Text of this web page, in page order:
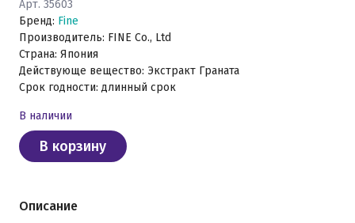
Арт. 35603
Бренд: Fine
Производитель: FINE Co., Ltd
Страна: Япония
Действующе вещество: Экстракт Граната
Срок годности: длинный срок
В наличии
В корзину
Описание